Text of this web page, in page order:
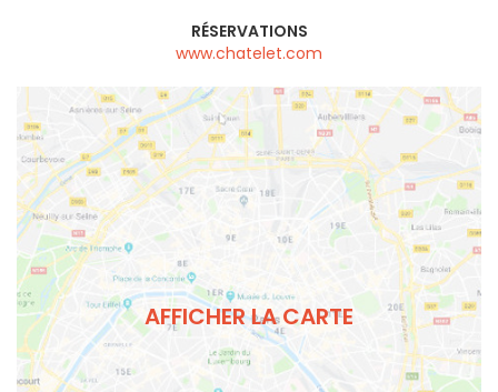
RÉSERVATIONS
www.chatelet.com
AFFICHER LA CARTE